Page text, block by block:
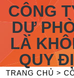
CÔNG
DỰ
LÀ
QUY
TRANG CHỦ >